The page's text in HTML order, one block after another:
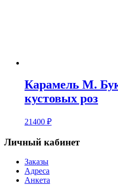
Карамель M.
кустовых роз
21400 ₽
Личный кабинет
Заказы
Адреса
Анкета